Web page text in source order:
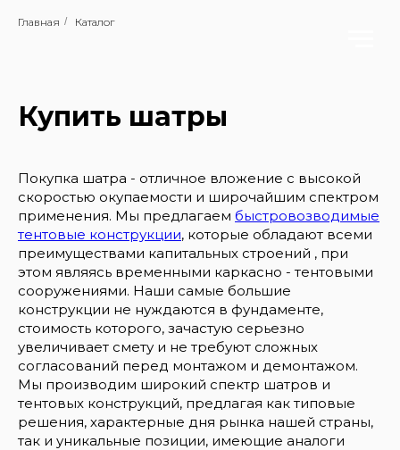
Главная / Каталог
Купить шатры
Покупка шатра - отличное вложение с высокой
скоростью окупаемости и широчайшим спектром
применения. Мы предлагаем быстровозводимые
тентовые конструкции, которые обладают всеми
преимуществами капитальных строений , при
этом являясь временными каркасно - тентовыми
сооружениями. Наши самые большие
конструкции не нуждаются в фундаменте,
стоимость которого, зачастую серьезно
увеличивает смету и не требуют сложных
согласований перед монтажом и демонтажом.
Мы производим широкий спектр шатров и
тентовых конструкций, предлагая как типовые
решения, характерные дня рынка нашей страны,
так и уникальные позиции, имеющие аналоги